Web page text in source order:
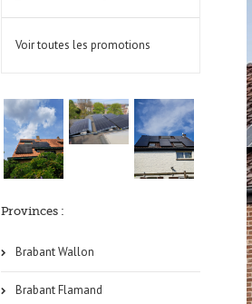
Voir toutes les promotions
Provinces :
Brabant Wallon
Brabant Flamand